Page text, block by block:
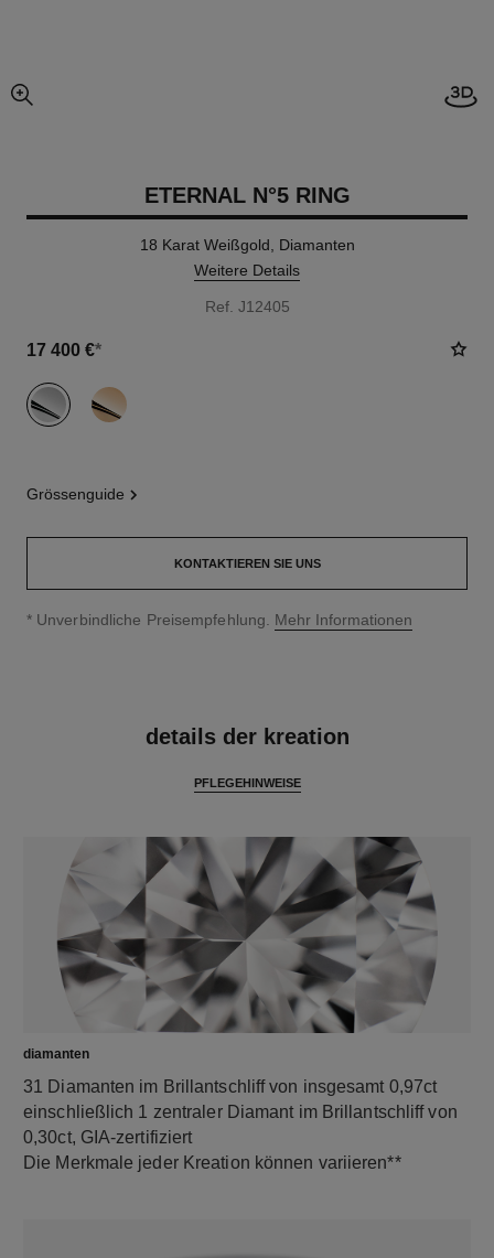
vergrößerter teil des bildes
ETERNAL N°5 RING
18 Karat Weißgold, Diamanten
Weitere Details
Ref. J12405
17 400 €*
variante (2)
grössenguide
KONTAKTIEREN SIE UNS
↩
* Unverbindliche Preisempfehlung. Mehr Informationen
details der kreation
PFLEGEHINWEISE
diamanten
31 Diamanten im Brillantschliff von insgesamt 0,97ct
einschließlich 1 zentraler Diamant im Brillantschliff von
0,30ct, GIA-zertifiziert
Die Merkmale jeder Kreation können variieren**